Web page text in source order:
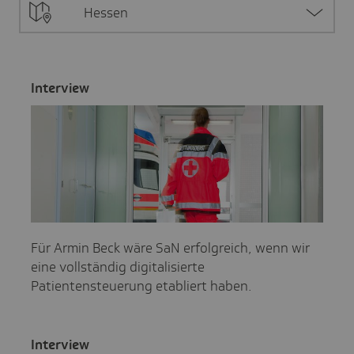
Hessen
Inter­view
Für Armin Beck wäre SaN erfolgreich, wenn wir
eine vollständig digitalisierte
Patientensteuerung etabliert haben.
Inter­view